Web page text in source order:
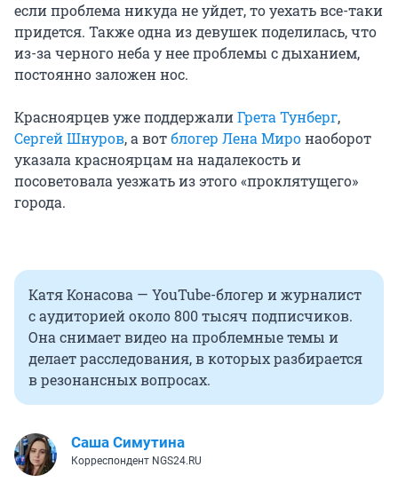
если проблема никуда не уйдет, то уехать все-таки
придется. Также одна из девушек поделилась, что
из-за черного неба у нее проблемы с дыханием,
постоянно заложен нос.
Красноярцев уже поддержалиГрета Тунберг,
Сергей Шнуров, а вотблогер Лена Миронаоборот
указала красноярцам на надалекость и
посоветовала уезжать из этого «проклятущего»
города.
Катя Конасова — YouTube-блогер и журналист
с аудиторией около 800 тысяч подписчиков.
Она снимает видео на проблемные темы и
делает расследования, в которых разбирается
в резонансных вопросах.
Саша Симутина
Корреспондент NGS24.RU